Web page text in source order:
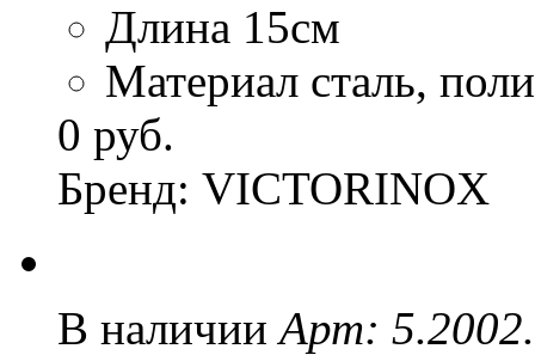
Длина 15см
Материал сталь,
0 руб.
Бренд: VICTORINOX
В наличии Арт: